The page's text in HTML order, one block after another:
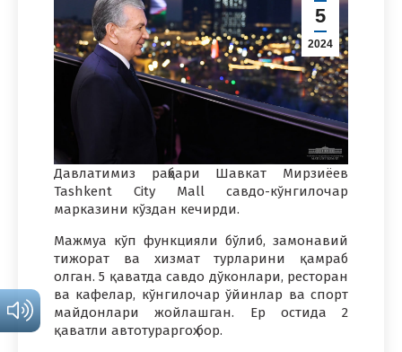
5
2024
Давлатимиз раҳбари Шавкат Мирзиёев
Tashkent City Mall савдо-кўнгилочар
марказини кўздан кечирди.
Мажмуа кўп функцияли бўлиб, замонавий
тижорат ва хизмат турларини қамраб
олган. 5 қаватда савдо дўконлари, ресторан
ва кафелар, кўнгилочар ўйинлар ва спорт
майдонлари жойлашган. Ер остида 2
қаватли автотураргоҳ бор.